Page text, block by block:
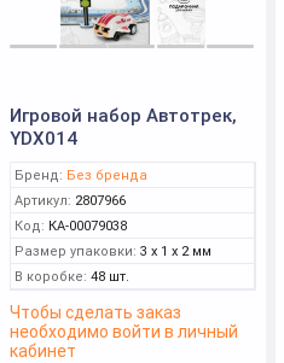
Игровой набор Автотрек,
YDX014
Бренд: Без бренда
Артикул: 2807966
Код: КА-00079038
Размер упаковки: 3 x 1 x 2 мм
В коробке: 48 шт.
Чтобы сделать заказ
необходимо войти в личный
кабинет